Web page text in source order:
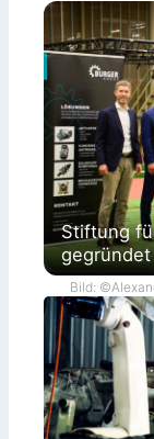
Stiftung
gegründet
Bild: